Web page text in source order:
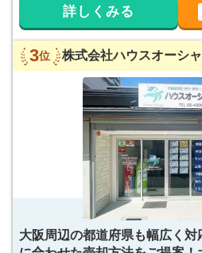
詳しくみる
3位 株式会社ハウスオーシ
大阪周辺の都道府県も幅広く